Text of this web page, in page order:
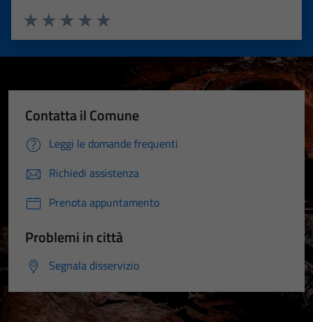
Valuta 5 stelle su 5
Valuta 4 stelle su 5
Valuta 3 stelle su 5
Valuta 2 stelle su 5
Valuta 1 stelle su 5
Contatta il Comune
Leggi le domande frequenti
Richiedi assistenza
Prenota appuntamento
Problemi in città
Segnala disservizio